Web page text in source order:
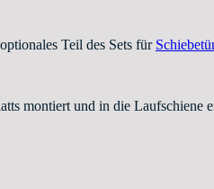
Teil des Sets für
montiert und in die Laufschiene